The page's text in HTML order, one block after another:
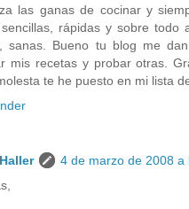
las ganas de cocinar y
rápidas y sobre todo
sanas. Bueno tu blog me
mis recetas y probar otras.
te he puesto en mi lista
4 de marzo de 2008 a